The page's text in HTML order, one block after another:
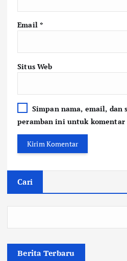
Email *
Situs Web
Simpan nama, email, dan
peramban ini untuk komentar
Cari
Berita Terbaru